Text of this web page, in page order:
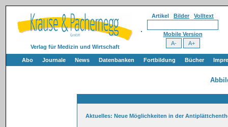
Verlag für Medizin und Wirtschaft
Artikel Bilder Volltext
Mobile Version
Abo Journale News Datenbanken Fortbildung Bücher
Aktuelles: Neue Möglichkeiten in der